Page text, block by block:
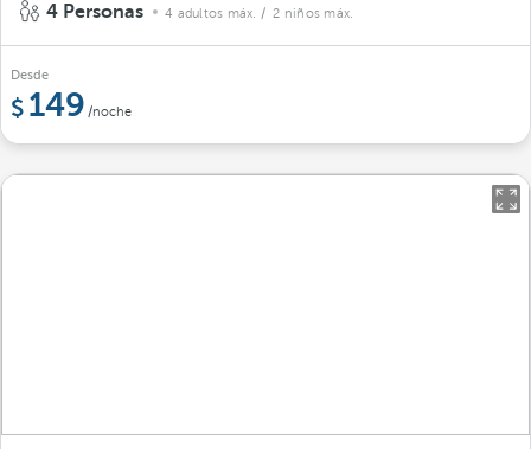
4 Personas 4 adultos máx. / 2 niños máx.
Desde
149 /noche